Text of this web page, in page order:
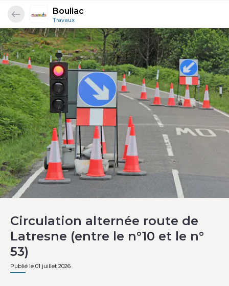
Bouliac
Travaux
Circulation alternée route de
Latresne (entre le n°10 et le n°
53)
Publié le 01 juillet 2026